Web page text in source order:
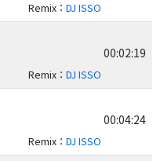
Remix： DJ ISSO
00:02:19
Remix： DJ ISSO
00:04:24
Remix： DJ ISSO